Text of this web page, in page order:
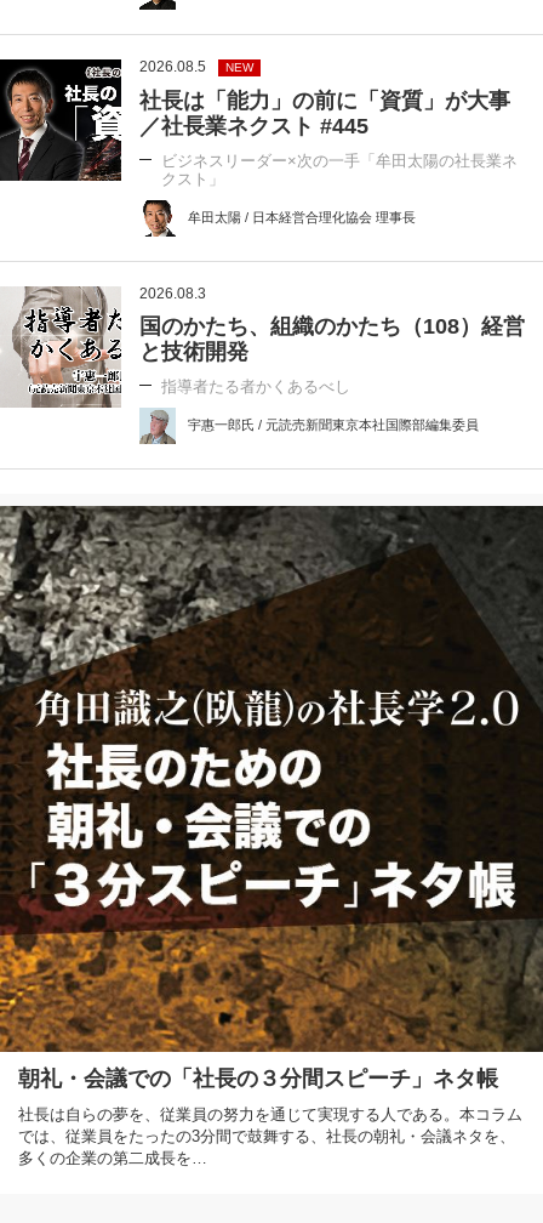
2026.08.5 NEW
社長は「能力」の前に「資質」が大事
／社長業ネクスト #445
ビジネスリーダー×次の一手「牟田太陽の社長業ネ
クスト」
牟田太陽 / 日本経営合理化協会 理事長
2026.08.3
国のかたち、組織のかたち（108）経営
と技術開発
指導者たる者かくあるべし
宇惠一郎氏 / 元読売新聞東京本社国際部編集委員
朝礼・会議での「社長の３分間スピーチ」ネタ帳
社長は自らの夢を、従業員の努力を通じて実現する人である。本コラム
では、従業員をたったの3分間で鼓舞する、社長の朝礼・会議ネタを、
多くの企業の第二成長を…